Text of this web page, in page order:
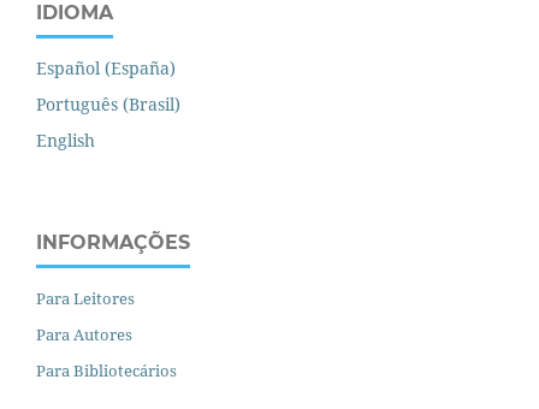
IDIOMA
Español (España)
Português (Brasil)
English
INFORMAÇÕES
Para Leitores
Para Autores
Para Bibliotecários